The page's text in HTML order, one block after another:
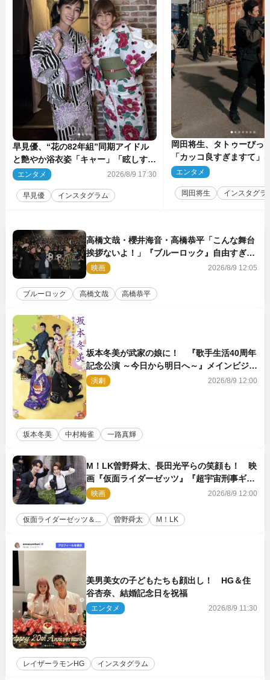
早見優、“花の82年組”同期アイドル
と艶やか浴衣姿「キャー」「眩しすぎ
ます」
エンタメ 2026/8/9 17:30
早見優 インスタグラム
岡田将生、タトゥーび
「カッコ良すぎますて」
マのオフショ多数公開
エンタメ
岡田将生 インスタグラ
高橋文哉・櫻井海音・高橋恭平「こんな舞台
挨拶ないよ！」『ブルーロック』自由すぎる
イベントレポート
映画 2026/8/9 12:05
ブルーロック 高橋文哉 高橋恭平
坂本冬美が武家の娘に！ 『歌手生活40周年
記念公演 ～今日から明日へ～』メインビジュ
アル公開
演劇 2026/8/9 12:00
坂本冬美 中村梅雀 一路真輝
M！LK曽野舜太、長田光平らの笑顔も！ 映
画『仮面ライダーゼッツ』『超宇宙刑事ギャ
バン インフィニティ』オフショット到着
映画 2026/8/9 12:00
仮面ライダーゼッツ＆... 曽野舜太 M！LK
美男美女の子どもたちも顔出し！ HG＆住
谷杏奈、結婚記念日を祝福
エンタメ 2026/8/9 11:30
レイザーラモンHG インスタグラム